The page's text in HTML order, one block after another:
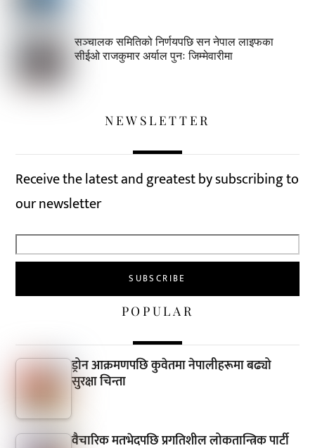
सञ्चालक समितिको निर्णयपछि सन नेपाल लाइफका
सीईओ राजकुमार अर्याल पुनः जिम्मेवारीमा
NEWSLETTER
Receive the latest and greatest by subscribing to
our newsletter
POPULAR
ड्रोन आक्रमणपछि कुवेतमा नेपालीहरूमा बढ्यो
सुरक्षा चिन्ता
वैचारिक मतभेदपछि प्रगतिशील लोकतान्त्रिक पार्टी